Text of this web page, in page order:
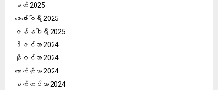
မတ် 2025
ဖေ‌ဖော်ဝါရီ 2025
ဇန်နဝါရီ 2025
ဒီဇင်ဘာ 2024
နိုဝင်ဘာ 2024
အောက်တိုဘာ 2024
စက်တင်ဘာ 2024